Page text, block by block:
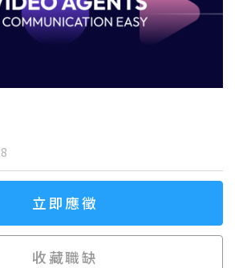
立即應徵
收藏職缺